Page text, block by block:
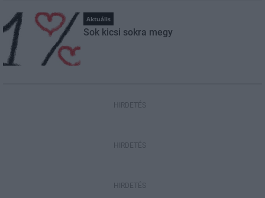
Aktuális
Sok kicsi sokra megy
HIRDETÉS
HIRDETÉS
HIRDETÉS